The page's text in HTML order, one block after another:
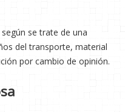
se trate de una
del transporte, material
por cambio de opinión.